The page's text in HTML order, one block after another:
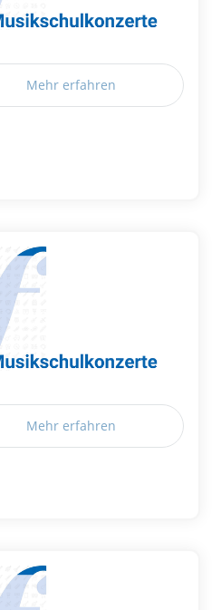
Mehr erfahren
Mehr erfahren